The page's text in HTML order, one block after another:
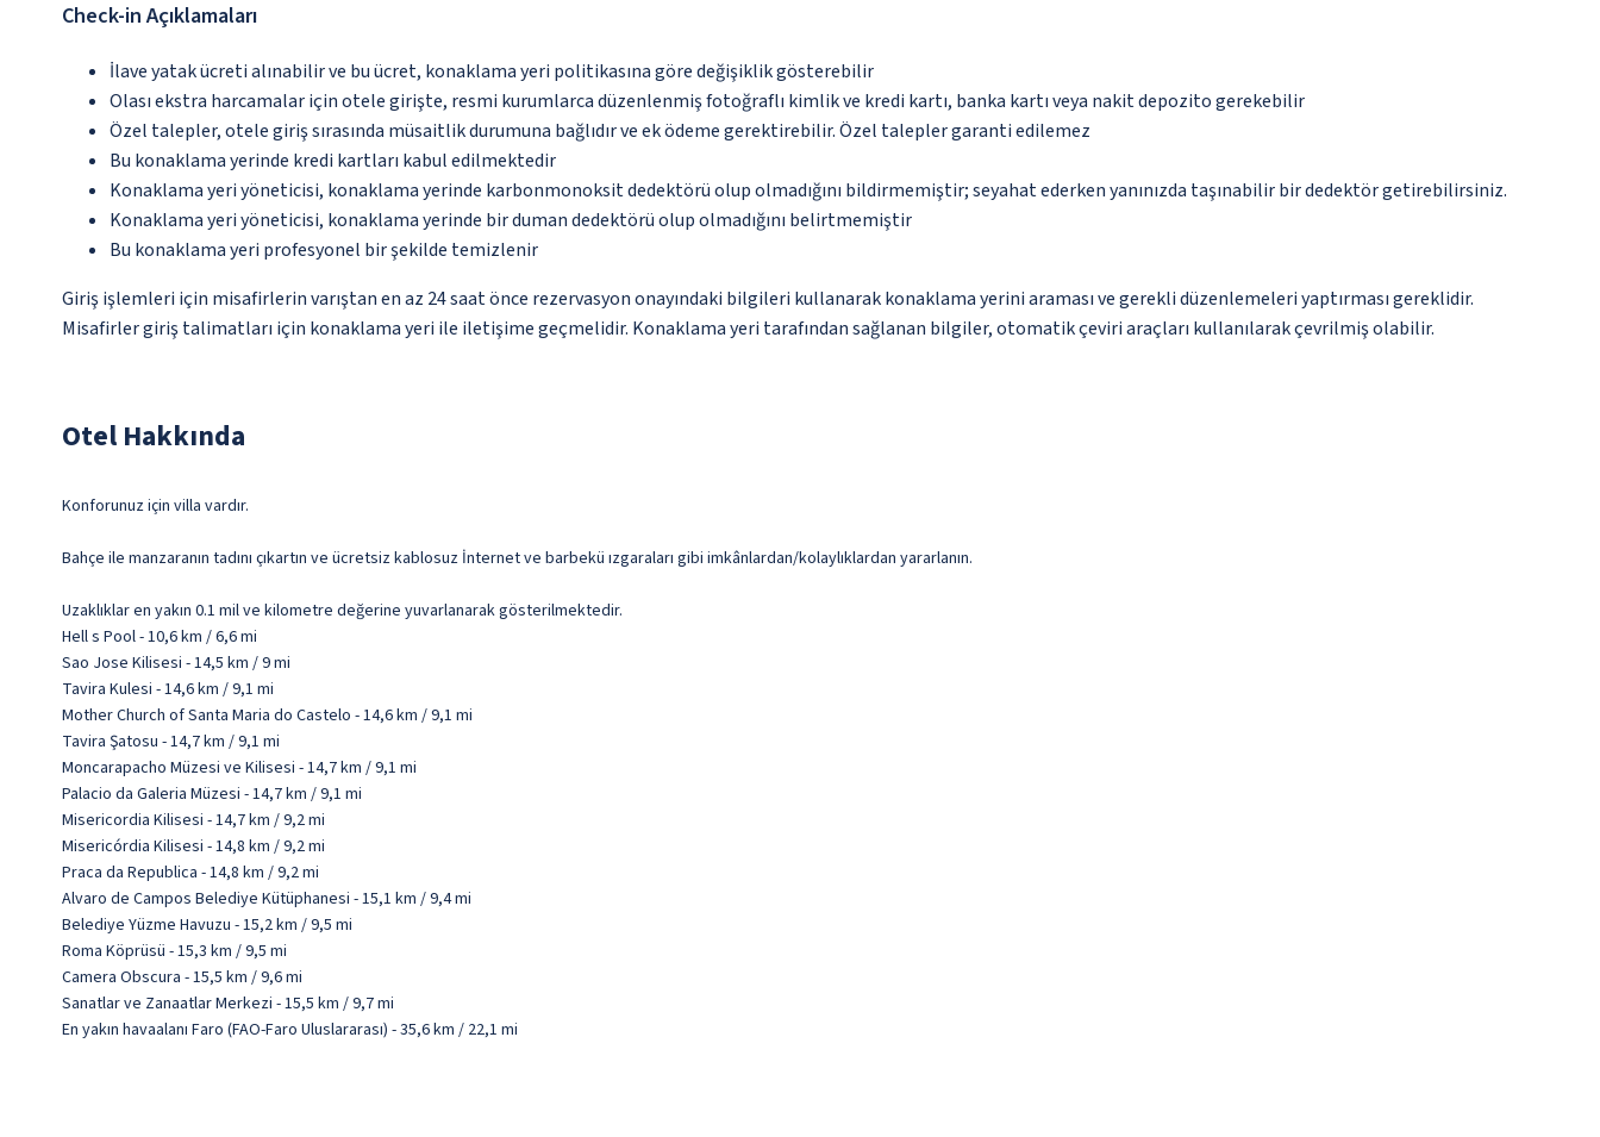
Check-in Açıklamaları
İlave yatak ücreti alınabilir ve bu ücret, konaklama yeri politikasına göre değişiklik gösterebilir
Olası ekstra harcamalar için otele girişte, resmi kurumlarca düzenlenmiş fotoğraflı kimlik ve kredi kartı, banka kartı veya nakit depozito gerekebilir
Özel talepler, otele giriş sırasında müsaitlik durumuna bağlıdır ve ek ödeme gerektirebilir. Özel talepler garanti edilemez
Bu konaklama yerinde kredi kartları kabul edilmektedir
Konaklama yeri yöneticisi, konaklama yerinde karbonmonoksit dedektörü olup olmadığını bildirmemiştir; seyahat ederken yanınızda taşınabilir bir dedektör getirebilirsiniz.
Konaklama yeri yöneticisi, konaklama yerinde bir duman dedektörü olup olmadığını belirtmemiştir
Bu konaklama yeri profesyonel bir şekilde temizlenir
Giriş işlemleri için misafirlerin varıştan en az 24 saat önce rezervasyon onayındaki bilgileri kullanarak konaklama yerini araması ve gerekli düzenlemeleri yaptırması gereklidir.
Misafirler giriş talimatları için konaklama yeri ile iletişime geçmelidir. Konaklama yeri tarafından sağlanan bilgiler, otomatik çeviri araçları kullanılarak çevrilmiş olabilir.
Otel Hakkında
Konforunuz için villa vardır.
Bahçe ile manzaranın tadını çıkartın ve ücretsiz kablosuz İnternet ve barbekü ızgaraları gibi imkânlardan/kolaylıklardan yararlanın.
Uzaklıklar en yakın 0.1 mil ve kilometre değerine yuvarlanarak gösterilmektedir.
Hell s Pool - 10,6 km / 6,6 mi
Sao Jose Kilisesi - 14,5 km / 9 mi
Tavira Kulesi - 14,6 km / 9,1 mi
Mother Church of Santa Maria do Castelo - 14,6 km / 9,1 mi
Tavira Şatosu - 14,7 km / 9,1 mi
Moncarapacho Müzesi ve Kilisesi - 14,7 km / 9,1 mi
Palacio da Galeria Müzesi - 14,7 km / 9,1 mi
Misericordia Kilisesi - 14,7 km / 9,2 mi
Misericórdia Kilisesi - 14,8 km / 9,2 mi
Praca da Republica - 14,8 km / 9,2 mi
Alvaro de Campos Belediye Kütüphanesi - 15,1 km / 9,4 mi
Belediye Yüzme Havuzu - 15,2 km / 9,5 mi
Roma Köprüsü - 15,3 km / 9,5 mi
Camera Obscura - 15,5 km / 9,6 mi
Sanatlar ve Zanaatlar Merkezi - 15,5 km / 9,7 mi
En yakın havaalanı Faro (FAO-Faro Uluslararası) - 35,6 km / 22,1 mi